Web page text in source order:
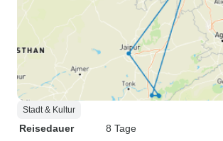
Stadt & Kultur
Reisedauer
8 Tage